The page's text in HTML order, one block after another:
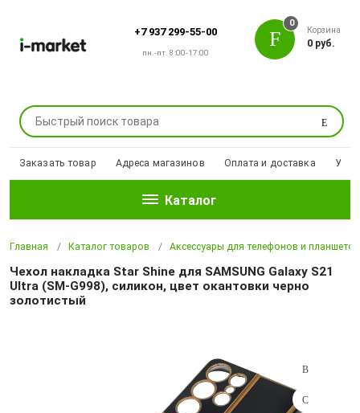
+7 937 299-55-00
пн.-пт. 8:00-17:00
Поиск
0
Корзина
0 руб.
Заказать товар Адреса магазинов Оплата и доставка
Каталог
Главная Каталог товаров Аксессуары для телефонов и планшетов
Чехол накладка Star Shine для SAMSUNG Galaxy S21
Ultra (SM-G998), силикон, цвет окантовки черно
золотистый